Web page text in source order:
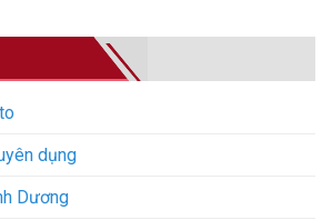
dụng
Dương